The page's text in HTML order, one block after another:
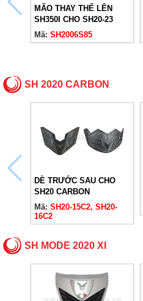
MÃO THAY THẾ LÊN
SH350I CHO SH20-23
XÁM XI MĂNG
Mã: SH2006S85
SH 2020 CARBON
DÈ TRƯỚC SAU CHO
SH20 CARBON
Mã: SH20-15C2, SH20-
16C2
SH MODE 2020 XI